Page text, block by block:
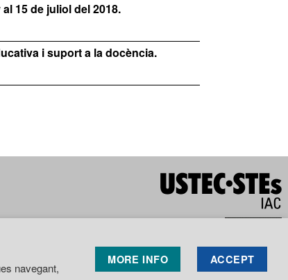
15 de juliol del 2018.
i suport a la docència.
Avís legal
Reconeixement NoComercial
SenseObraDerivada 4.0
Internacional
navegant,
MORE INFO ACCEPT